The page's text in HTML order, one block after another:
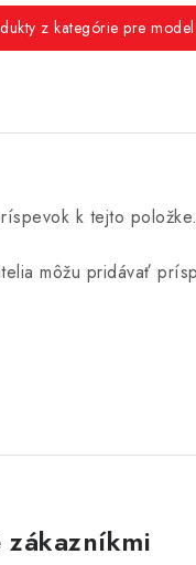
z kategórie pre
k tejto položke.
môžu pridávať
zákazníkmi